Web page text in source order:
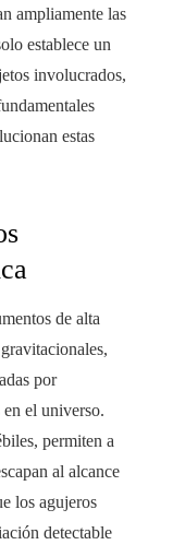
ampliamente las
establece un
involucrados,
estas
de alta
por
el universo.
permiten a
al alcance
los agujeros
detectable